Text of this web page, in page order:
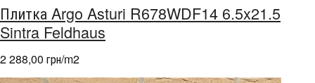
Плитка Argo Asturi R678WDF14 6.5x21.5
Sintra Feldhaus
2 288,00 грн/m2